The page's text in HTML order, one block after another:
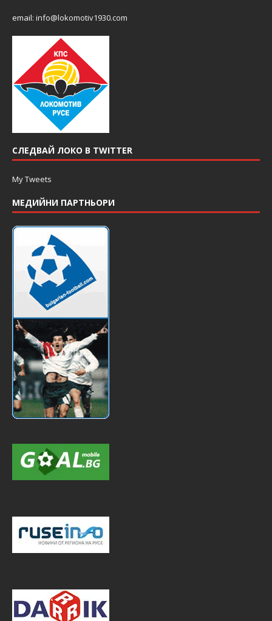
email: info@lokomotiv1930.com
СЛЕДВАЙ ЛОКО В TWITTER
My Tweets
МЕДИЙНИ ПАРТНЬОРИ